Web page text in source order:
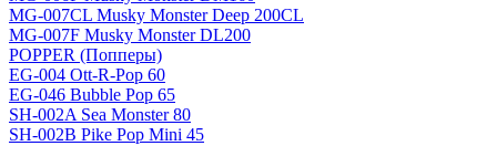
MG-007CL Musky Monster Deep 200CL
MG-007F Musky Monster DL200
POPPER (Попперы)
EG-004 Ott-R-Pop 60
EG-046 Bubble Pop 65
SH-002A Sea Monster 80
SH-002B Pike Pop Mini 45